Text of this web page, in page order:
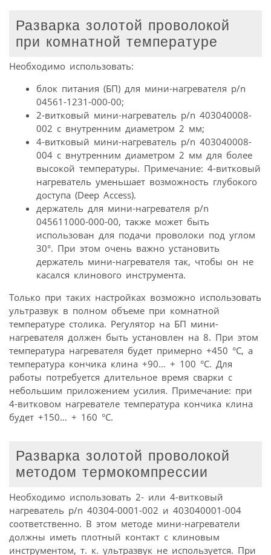
Разварка золотой проволокой
при комнатной температуре
Необходимо использовать:
блок питания (БП) для мини-нагревателя p/n
04561-1231-000-00;
2-витковый мини-нагреватель p/n 403040008-
002 с внутренним диаметром 2 мм;
4-витковый мини-нагреватель p/n 403040008-
004 с внутренним диаметром 2 мм для более
высокой температуры. Примечание: 4-витковый
нагреватель уменьшает возможность глубокого
доступа (Deep Access).
держатель для мини-нагревателя p/n
045611000-000-00, также может быть
использован для подачи проволоки под углом
30°. При этом очень важно установить
держатель мини-нагревателя так, чтобы он не
касался клинового инструмента.
Только при таких настройках возможно использовать
ультразвук в полном объеме при комнатной
температуре столика. Регулятор на БП мини-
нагревателя должен быть установлен на 8. При этом
температура нагревателя будет примерно +450 °C, а
температура кончика клина +90… + 100 °C. Для
работы потребуется длительное время сварки с
небольшим приложением усилия. Примечание: при
4-витковом нагревателе температура кончика клина
будет +150… + 160 °C.
Разварка золотой проволокой
методом термокомпрессии
Необходимо использовать 2- или 4-витковый
нагреватель p/n 40304-0001-002 и 403040001-004
соответственно. В этом методе мини-нагреватели
должны иметь плотный контакт с клиновым
инструментом, т. к. ультразвук не используется. При